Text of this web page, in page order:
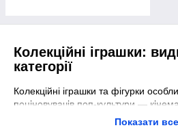
Колекційні іграшки:
категорії
Колекційні іграшки та фігурки
поціновувачів поп-культури —
аніме. Вони зображуютьПоказати все